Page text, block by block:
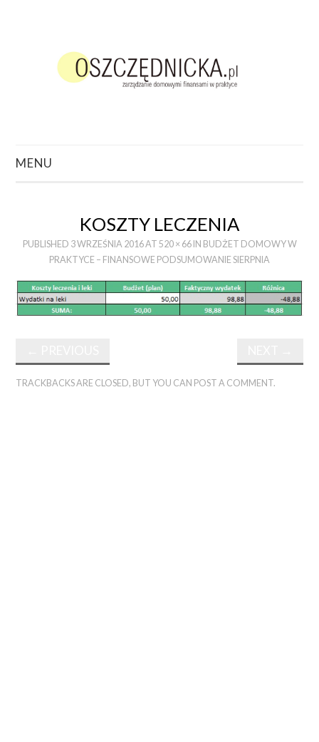
MENU
O CZYM CHCESZ
PODCAST
KOSZTY LECZENIA
PUBLISHED 3 WRZEŚNIA 2016AT 520 × 66IN BUDŻET DOMOWY W
PRAKTYCE – FINANSOWE PODSUMOWANIE SIERPNIA
TRACKBACKS ARE CLOSED, BUT YOU CAN POST A COMMENT.